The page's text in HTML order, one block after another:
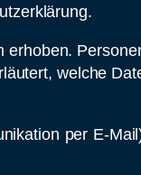
welche
per E-